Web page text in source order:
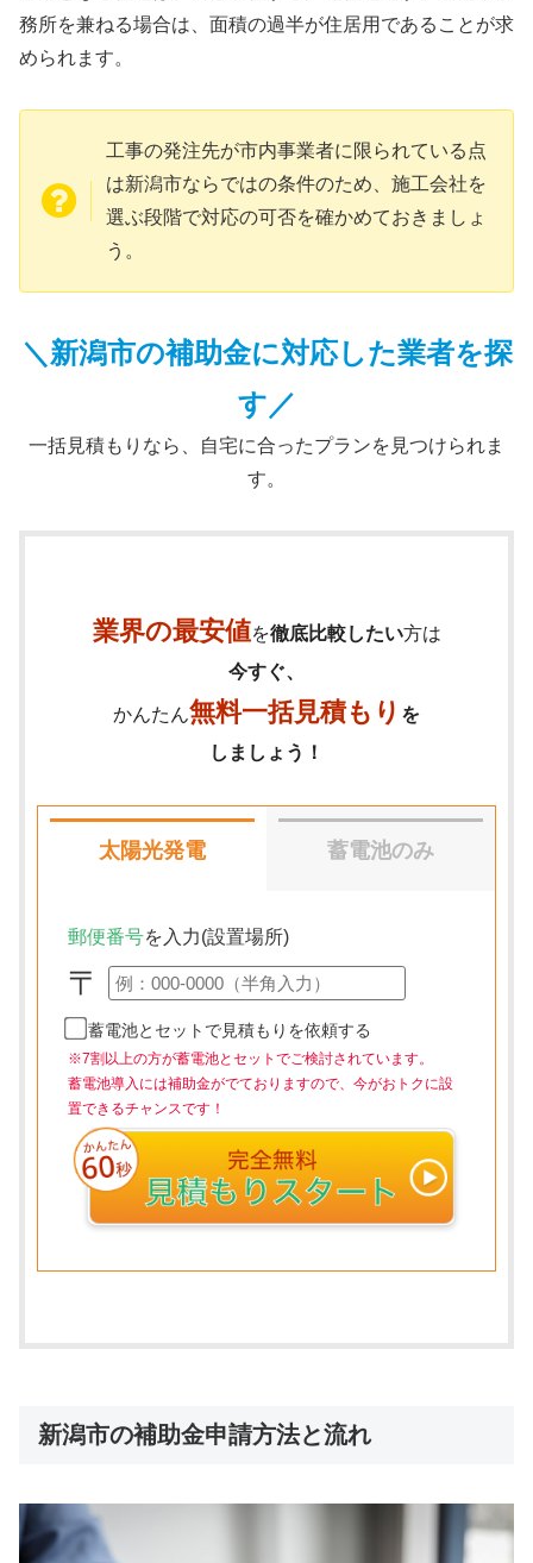
務所を兼ねる場合は、面積の過半が住居用であることが求
められます。
工事の発注先が市内事業者に限られている点
は新潟市ならではの条件のため、施工会社を
選ぶ段階で対応の可否を確かめておきましょ
う。
＼新潟市の補助金に対応した業者を探
す／
一括見積もりなら、自宅に合ったプランを見つけられま
す。
業界の最安値を徹底比較したい方は
今すぐ、
かんたん無料一括見積もり を
しましょう！
太陽光発電 蓄電池のみ
郵便番号を入力(設置場所)
〒
蓄電池とセットで見積もりを依頼する
※7割以上の方が蓄電池とセットでご検討されています。
蓄電池導入には補助金がでておりますので、今がおトクに設
置できるチャンスです！
新潟市の補助金申請方法と流れ